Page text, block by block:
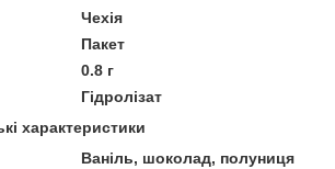
Чехія
Пакет
0.8 г
Гідролізат
характеристики
Ваніль, шоколад, полуниця